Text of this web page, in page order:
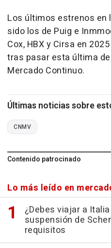
Los últimos estrenos en
sido los de Puig e
Cox, HBX y Cirsa en
tras pasar esta última de
Mercado Continuo.
Últimas noticias sobre
CNMV
Contenido patrocinado
Lo más leído en
¿Debes viajar a
suspensión de
requisitos